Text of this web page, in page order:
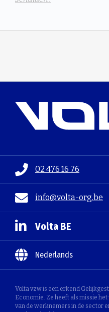
02 476 16 76
info@volta-org.be
Volta vzw is een erkend
Economie. Ze heeft als missie
van de werknemers in de sector
Volta BE
Nederlands